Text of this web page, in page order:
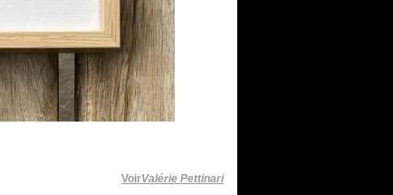
VoirValérie Pettinari